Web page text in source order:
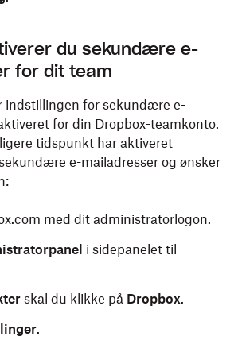
du sekundære e-
for dit team
indstillingen for sekundære e-
for din Dropbox-teamkonto.
tidspunkt har aktiveret
e-mailadresser og ønsker
med dit administratorlogon.
i sidepanelet til
skal du klikke på Dropbox.
.